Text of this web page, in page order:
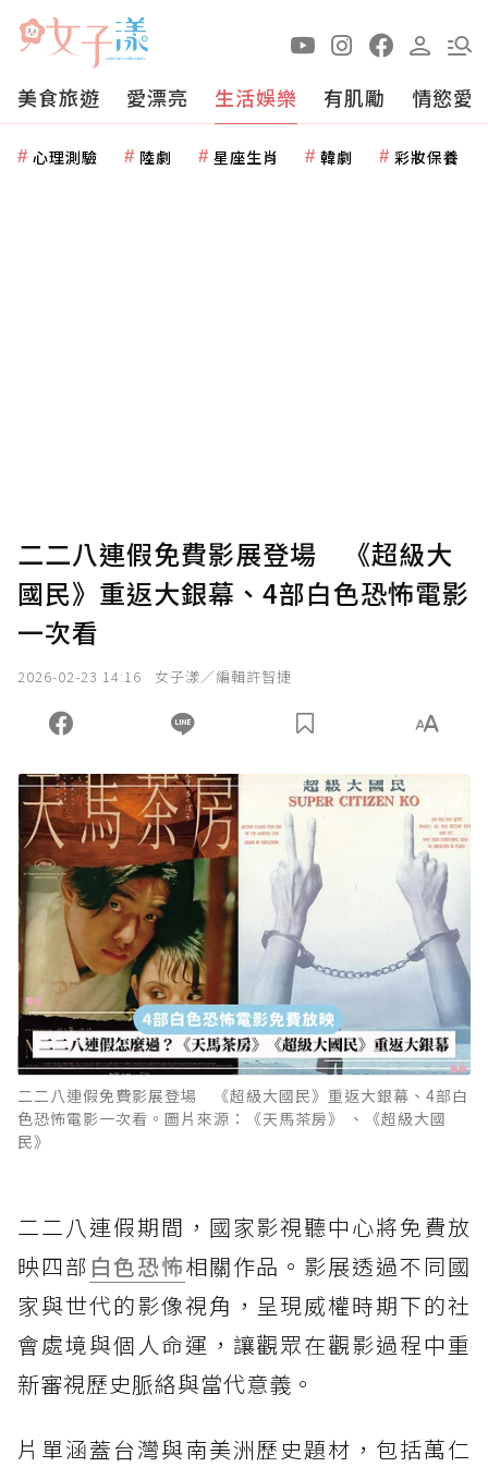
美食旅遊 愛漂亮 生活娛樂 有肌勵 情慾愛
心理測驗 陸劇 星座生肖 韓劇 彩妝保養
二二八連假免費影展登場 《超級大
國民》重返大銀幕、4部白色恐怖電影
一次看
2026-02-23 14:16 女子漾／編輯許智捷
二二八連假免費影展登場 《超級大國民》重返大銀幕、4部白
色恐怖電影一次看。圖片來源：《天馬茶房》 、《超級大國
民》
二二八連假期間，國家影視聽中心將免費放
映四部 白色恐怖相關作品。影展透過不同國
家與世代的影像視角，呈現威權時期下的社
會處境與個人命運，讓觀眾在觀影過程中重
新審視歷史脈絡與當代意義。
片單涵蓋台灣與南美洲歷史題材，包括萬仁